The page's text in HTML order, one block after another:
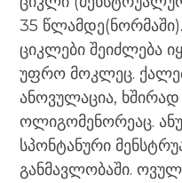
35
ციკლები შეიძლება
უფრო მოკლეც.
ანოვულაცია, ხშირად
ოლიგომენორეაც.
სპონტანური
განმავლობაში.